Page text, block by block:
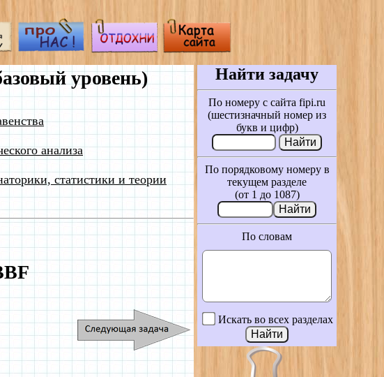
уровень)
анализа
статистики и теории
Найти задачу
По номеру с сайта fipi.ru
(шестизначный номер из
букв и цифр)
По порядковому номеру в
текущем разделе
(от 1 до 1087)
По словам
Искать во всех разделах